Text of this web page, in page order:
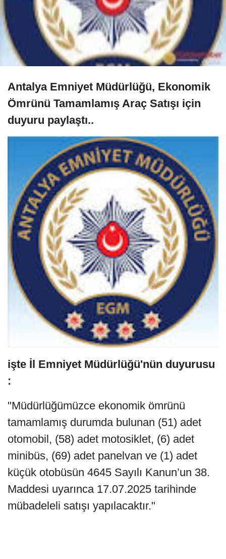
Antalya Emniyet Müdürlüğü, Ekonomik
Ömrünü Tamamlamış Araç Satışı için
duyuru paylaştı..
işte İl Emniyet Müdürlüğü'nün duyurusu
:
"Müdürlüğümüzce ekonomik ömrünü
tamamlamış durumda bulunan (51) adet
otomobil, (58) adet motosiklet, (6) adet
minibüs, (69) adet panelvan ve (1) adet
küçük otobüsün 4645 Sayılı Kanun’un 38.
Maddesi uyarınca 17.07.2025 tarihinde
mübadeleli satışı yapılacaktır."